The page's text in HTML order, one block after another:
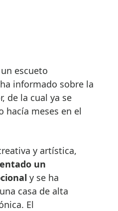
escueto
informado sobre la
de la cual ya se
hacía meses en el
y artística,
un
y se ha
casa de alta
El